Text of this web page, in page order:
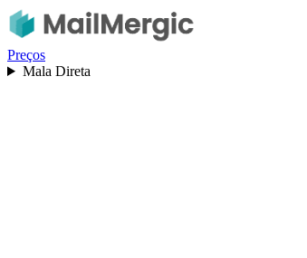
Preços
Mala Direta